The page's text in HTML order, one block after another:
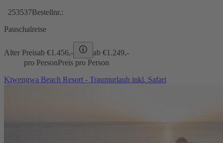
253537Bestellnr.:
Pauschalreise
Alter Preisab €1.456,- ab €1.249,-
pro PersonPreis pro Person
Kiwengwa Beach Resort - Traumurlaub inkl. Safari